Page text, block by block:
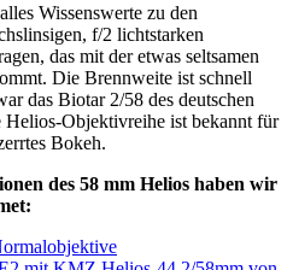
alles Wissenswerte zu den
f/2 lichtstarken
das mit der etwas seltsamen
Die Brennweite ist schnell
das Biotar 2/58 des deutschen
Helios-Objektivreihe ist bekannt für
Bokeh.
des 58 mm Helios haben wir